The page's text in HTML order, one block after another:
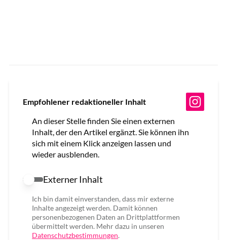
Empfohlener redaktioneller Inhalt
An dieser Stelle finden Sie einen externen
Inhalt, der den Artikel ergänzt. Sie können ihn
sich mit einem Klick anzeigen lassen und
wieder ausblenden.
Externer Inhalt erlauben
Externer Inhalt
Ich bin damit einverstanden, dass mir externe
Inhalte angezeigt werden. Damit können
personenbezogenen Daten an Drittplattformen
übermittelt werden. Mehr dazu in unseren
Datenschutzbestimmungen.